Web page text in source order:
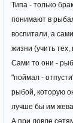
Типа - только
понимают в
воспитали, а
жизни (учить
Сами то они -
"поймал -
рыбой, которую
лучше бы им
А при ловле